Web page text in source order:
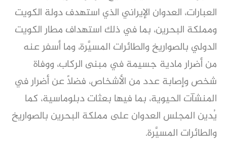
العبارات، العدوان الإيراني الذي استهدف دولة الكويت
ومملكة البحرين، بما في ذلك استهداف مطار الكويت
الدولي بالصواريخ والطائرات المسيَّرة، وما أسفر عنه
من أضرار مادية جسيمة في مبنى الركاب، ووفاة
شخص وإصابة عدد من الأشخاص، فضلًا عن أضرار في
المنشآت الحيوية، بما فيها بعثات دبلوماسية، كما
يُدين المجلس العدوان على مملكة البحرين بالصواريخ
والطائرات المسيَّرة.